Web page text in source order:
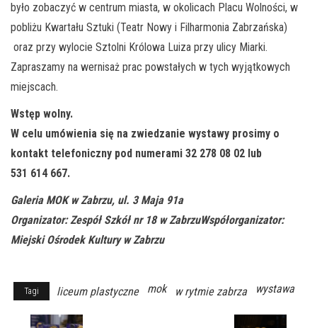
było zobaczyć w centrum miasta, w okolicach Placu Wolności, w
pobliżu Kwartału Sztuki (Teatr Nowy i Filharmonia Zabrzańska)
oraz przy wylocie Sztolni Królowa Luiza przy ulicy Miarki.
Zapraszamy na wernisaż prac powstałych w tych wyjątkowych
miejscach.
Wstęp wolny.
W celu umówienia się na zwiedzanie wystawy prosimy o
kontakt telefoniczny pod numerami 32 278 08 02 lub
531 614 667.
Galeria MOK w Zabrzu, ul. 3 Maja 91a
Organizator: Zespół Szkół nr 18 w ZabrzuWspółorganizator:
Miejski Ośrodek Kultury w Zabrzu
Tagi liceum plastyczne mok w rytmie zabrza wystawa